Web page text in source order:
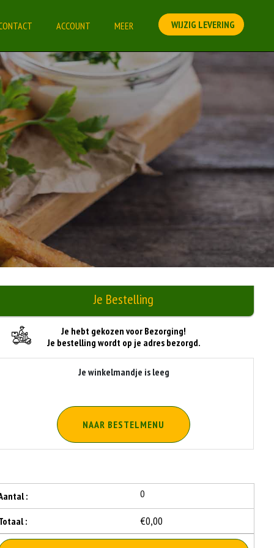
ACCOUNT MEER WIJZIG LEVERING
Je hebt gekozen voor Bezorging!
Je bestelling wordt op je adres bezorgd.
Je winkelmandje is leeg
NAAR BESTELMENU
: 0
: €0,00
Je Bestelling